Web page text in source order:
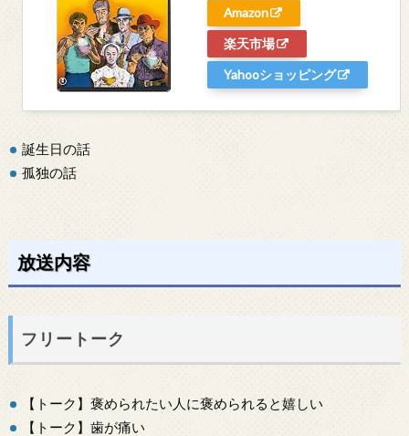
Amazon
楽天市場
Yahooショッピング
誕生日の話
孤独の話
放送内容
フリートーク
【トーク】褒められたい人に褒められると嬉しい
【トーク】歯が痛い